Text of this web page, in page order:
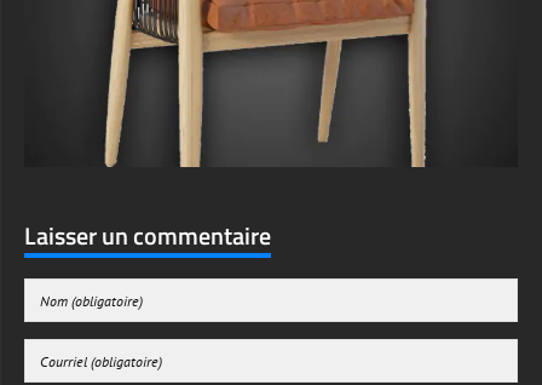
Laisser un commentaire